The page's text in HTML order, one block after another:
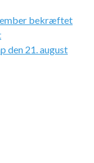
bekræftet
den 21. august